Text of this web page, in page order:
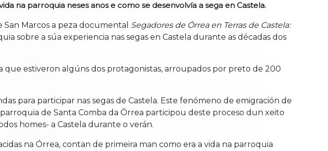
na parroquia neses anos e como se desenvolvía a sega en Castela.
San Marcos a peza documental Segadores de Órrea en Terras de Castela:
sobre a súa experiencia nas segas en Castela durante as décadas dos
estiveron algúns dos protagonistas, arroupados por preto de 200
para participar nas segas de Castela. Este fenómeno de emigración de
de Santa Comba da Órrea participou deste proceso dun xeito
homes- a Castela durante o verán.
na Órrea, contan de primeira man como era a vida na parroquia